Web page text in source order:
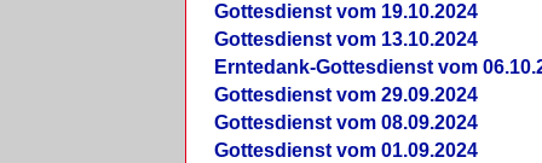
Gottesdienst vom 19.10.2024
Gottesdienst vom 13.10.2024
Erntedank-Gottesdienst vom
Gottesdienst vom 29.09.2024
Gottesdienst vom 08.09.2024
Gottesdienst vom 01.09.2024